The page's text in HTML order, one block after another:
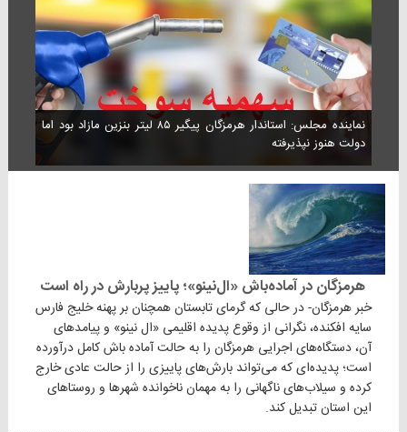
نماینده مجلس: استاندار هرمزگان پیگیر ۸۵ لیتر بنزین مازاد بود اما
دولت هنوز نپذیرفته
هرمزگان در آماده‌باش «ال‌نینو»؛ پاییز پربارش در راه است
خبر هرمزگان- در حالی که گرمای تابستان همچنان بر پهنه خلیج فارس
سایه افکنده، نگرانی از وقوع پدیده اقلیمی «ال نینو» و پیامدهای
آن، دستگاه‌های اجرایی هرمزگان را به حالت آماده باش کامل درآورده
است؛ پدیده‌ای که می‌تواند بارش‌های پاییزی را از حالت عادی خارج
کرده و سیلاب‌های ناگهانی را به مهمان ناخوانده شهرها و روستاهای
این استان تبدیل کند.